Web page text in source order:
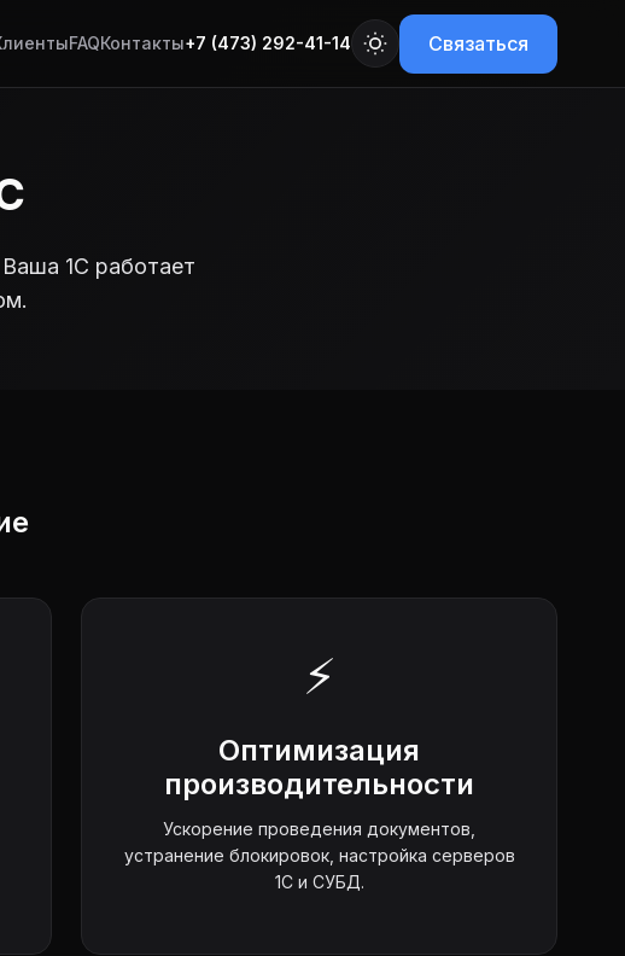
FAQКонтакты+7 (473) 292-41-14 Связаться
1С работает
⚡
Оптимизация
производительности
Ускорение проведения документов,
устранение блокировок, настройка серверов
1С и СУБД.